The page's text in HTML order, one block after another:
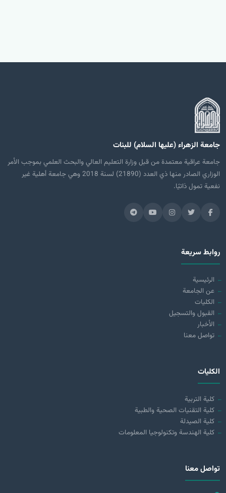
جامعة الزهراء (عليها السلام) للبنات
جامعة عراقية معتمدة من قبل وزارة التعليم العالي والبحث العلمي بموجب الأمر
الوزاري الصادر منها ذي العدد (21890) لسنة 2018 وهي جامعة أهلية غير
نفعية تمول ذاتيًا.
روابط سريعة
الرئيسية
عن الجامعة
الكليات
القبول والتسجيل
الأخبار
تواصل معنا
الكليات
كلية التربية
كلية التقنيات الصحية والطبية
كلية الصيدلة
كلية الهندسة وتكنولوجيا المعلومات
تواصل معنا